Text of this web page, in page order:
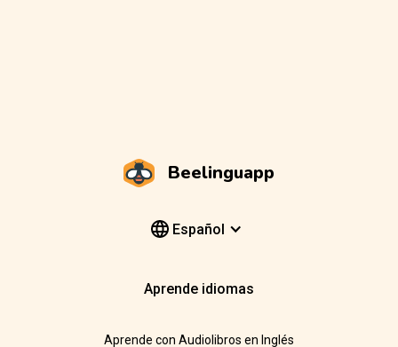
Beelinguapp
Español
Aprende idiomas
Aprende con Audiolibros en Inglés